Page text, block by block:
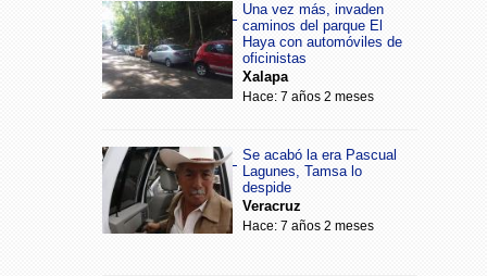
Una vez más, invaden
caminos del parque El
Haya con automóviles de
oficinistas
Xalapa
Hace: 7 años 2 meses
Se acabó la era Pascual
Lagunes, Tamsa lo
despide
Veracruz
Hace: 7 años 2 meses